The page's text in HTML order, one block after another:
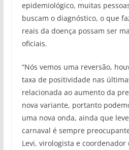
epidemiológico, muitas
buscam o diagnóstico, o que
reais da doença possam ser
oficiais.
“Nós vemos uma reversão,
taxa de positividade nas
relacionada ao aumento da
nova variante, portanto
uma nova onda, ainda que
carnaval é sempre
Levi, virologista e coordenador